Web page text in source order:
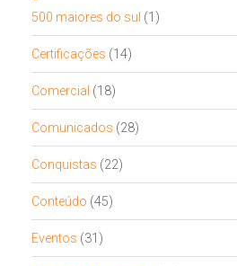
500 maiores do sul (1)
Certificações (14)
Comercial (18)
Comunicados (28)
Conquistas (22)
Conteúdo (45)
Eventos (31)